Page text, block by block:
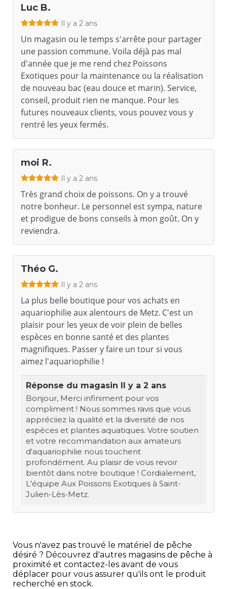
Luc B.
Il y a 2 ans
Un magasin ou le temps s'arrête pour partager
une passion commune. Voila déjà pas mal
d'année que je me rend chez Poissons
Exotiques pour la maintenance ou la réalisation
de nouveau bac (eau douce et marin). Service,
conseil, produit rien ne manque. Pour les
futures nouveaux clients, vous pouvez vous y
rentré les yeux fermés.
moi R.
Il y a 2 ans
Très grand choix de poissons. On y a trouvé
notre bonheur. Le personnel est sympa, nature
et prodigue de bons conseils à mon goût. On y
reviendra.
Théo G.
Il y a 2 ans
La plus belle boutique pour vos achats en
aquariophilie aux alentours de Metz. C'est un
plaisir pour les yeux de voir plein de belles
espèces en bonne santé et des plantes
magnifiques. Passer y faire un tour si vous
aimez l'aquariophilie !
Réponse du magasin Il y a 2 ans
Bonjour, Merci infiniment pour vos
compliment ! Nous sommes ravis que vous
appréciiez la qualité et la diversité de nos
espèces et plantes aquatiques. Votre soutien
et votre recommandation aux amateurs
d'aquariophilie nous touchent
profondément. Au plaisir de vous revoir
bientôt dans notre boutique ! Cordialement,
L'équipe Aux Poissons Exotiques à Saint-
Julien-Lès-Metz.
Vous n'avez pas trouvé le matériel de pêche
désiré ? Découvrez d'autres magasins de pêche à
proximité et contactez-les avant de vous
déplacer pour vous assurer qu'ils ont le produit
recherché en stock.